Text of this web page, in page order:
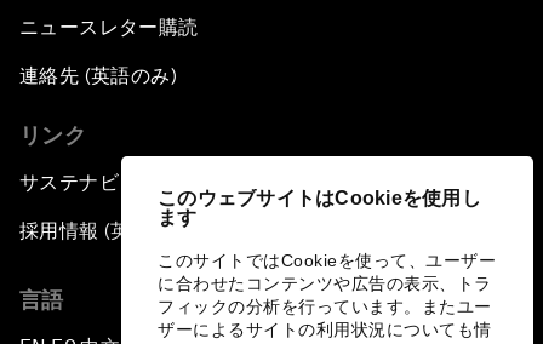
このウェブサイトはCookieを使用し
ます
このサイトではCookieを使って、ユーザー
に合わせたコンテンツや広告の表示、トラ
フィックの分析を行っています。またユー
ザーによるサイトの利用状況についても情
ニュースレター購読
連絡先 (英語のみ)
リンク
サステナビリティへの取り組み
採用情報 (英語のみ)
言語